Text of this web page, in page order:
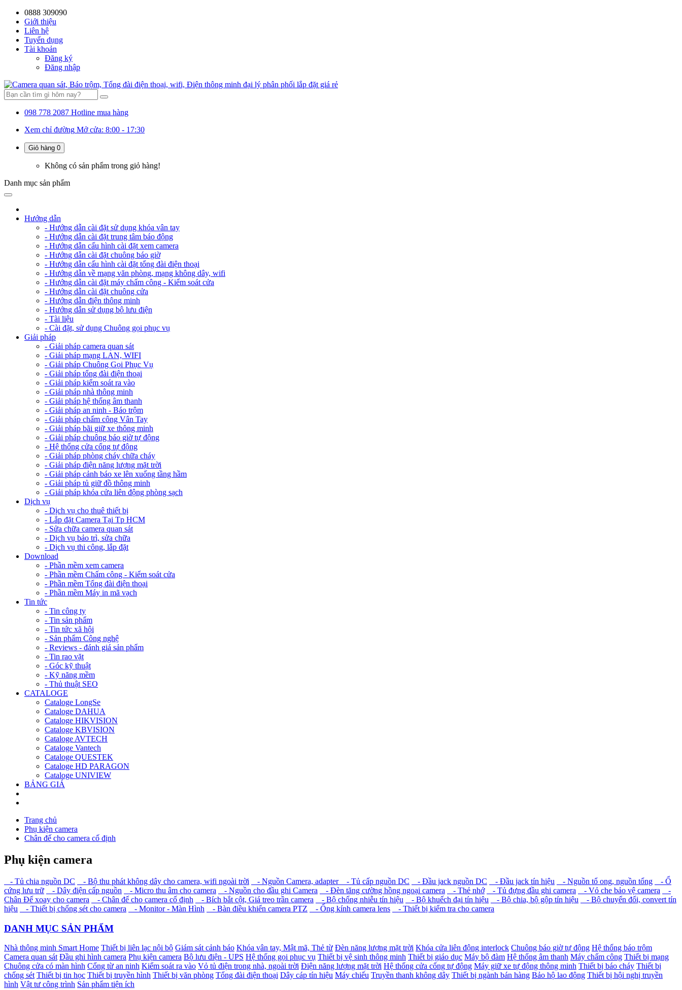
0888 309090
Giới thiệu
Liên hệ
Tuyển dụng
Tài khoản
Đăng ký
Đăng nhập
098 778 2087 Hotline mua hàng
Xem chỉ đường Mở cửa: 8:00 - 17:30
Giỏ hàng 0
Không có sản phẩm trong giỏ hàng!
Danh mục sản phẩm
Hướng dẫn
- Hướng dẫn cài đặt sử dụng khóa vân tay
- Hướng dẫn cài đặt trung tâm báo động
- Hướng dẫn cấu hình cài đặt xem camera
- Hướng dẫn cài đặt chuông báo giờ
- Hướng dẫn cấu hình cài đặt tổng đài điện thoại
- Hướng dẫn về mạng văn phòng, mạng không dây, wifi
- Hướng dẫn cài đặt máy chấm công - Kiểm soát cửa
- Hướng dẫn cài đặt chuông cửa
- Hướng dẫn điện thông minh
- Hướng dẫn sử dụng bộ lưu điện
- Tài liệu
- Cài đặt, sử dụng Chuông gọi phục vụ
Giải pháp
- Giải pháp camera quan sát
- Giải pháp mạng LAN, WIFI
- Giải pháp Chuông Gọi Phục Vụ
- Giải pháp tổng đài điện thoại
- Giải pháp kiểm soát ra vào
- Giải pháp nhà thông minh
- Giải pháp hệ thống âm thanh
- Giải pháp an ninh - Báo trộm
- Giải pháp chấm công Vân Tay
- Giải pháp bãi giữ xe thông minh
- Giải pháp chuông báo giờ tự động
- Hệ thống cửa cổng tự động
- Giải pháp phòng cháy chữa cháy
- Giải pháp điện năng lượng mặt trời
- Giải pháp cảnh báo xe lên xuống tầng hầm
- Giải pháp tủ giữ đồ thông minh
- Giải pháp khóa cửa liên động phòng sạch
Dịch vụ
- Dịch vụ cho thuê thiết bị
- Lắp đặt Camera Tại Tp HCM
- Sửa chữa camera quan sát
- Dịch vụ bảo trì, sửa chữa
- Dịch vụ thi công, lắp đặt
Download
- Phần mềm xem camera
- Phần mềm Chấm công - Kiểm soát cửa
- Phần mềm Tổng đài điện thoại
- Phần mềm Máy in mã vạch
Tin tức
- Tin công ty
- Tin sản phẩm
- Tin tức xã hội
- Sản phẩm Công nghệ
- Reviews - đánh giá sản phẩm
- Tin rao vặt
- Góc kỹ thuật
- Kỹ năng mềm
- Thủ thuật SEO
CATALOGE
Cataloge LongSe
Cataloge DAHUA
Cataloge HIKVISION
Cataloge KBVISION
Cataloge AVTECH
Cataloge Vantech
Cataloge QUESTEK
Cataloge HD PARAGON
Cataloge UNIVIEW
BẢNG GIÁ
Trang chủ
Phụ kiện camera
Chân đế cho camera cố định
Phụ kiện camera
- Tủ chia nguồn DC - Bộ thu phát không dây cho camera, wifi ngoài trời - Nguồn Camera, adapter - Tủ cấp nguồn DC - Đầu jack nguồn DC - Đầu jack tín hiệu - Nguồn tổ ong, nguồn tổng
- Ổ
cứng lưu trữ
- Dây điện cấp nguồn - Micro thu âm cho camera - Nguồn cho đầu ghi Camera - Đèn tăng cường hồng ngoại camera - Thẻ nhớ - Tủ đựng đầu ghi camera - Vỏ che bảo vệ camera
-
Chân Đế xoay cho camera
- Chân đế cho camera cố định - Bích bắt cột, Giá treo trần camera - Bộ chống nhiễu tín hiệu - Bộ khuếch đại tín hiệu - Bộ chia, bộ gộp tín hiệu
- Bộ chuyển đổi, convert tín
hiệu
- Thiết bị chống sét cho camera - Monitor - Màn Hình - Bàn điều khiển camera PTZ - Ống kính camera lens - Thiết bị kiểm tra cho camera
DANH MỤC SẢN PHẨM
Nhà thông minh Smart Home Thiết bị liên lạc nội bộ Giám sát cảnh báo Khóa vân tay, Mật mã, Thẻ từ Đèn năng lượng mặt trời Khóa cửa liên động interlock Chuông báo giờ tự động Hệ thống báo trộm
Camera quan sát Đầu ghi hình camera Phụ kiện camera Bộ lưu điện - UPS Hệ thống gọi phục vụ Thiết bị vệ sinh thông minh Thiết bị giáo dục Máy bộ đàm Hệ thống âm thanh Máy chấm công Thiết bị mạng
Chuông cửa có màn hình Cổng từ an ninh Kiểm soát ra vào Vỏ tủ điện trong nhà, ngoài trời Điện năng lượng mặt trời Hệ thống cửa cổng tự động Máy giữ xe tự động thông minh Thiết bị báo cháy Thiết bị
chống sét Thiết bị tin học Thiết bị truyền hình Thiết bị văn phòng Tổng đài điện thoại Dây cáp tín hiệu Máy chiếu Truyền thanh không dây Thiết bị ngành bán hàng Bảo hộ lao động Thiết bị hội nghị truyền
hình Vật tư công trình Sản phẩm tiện ích